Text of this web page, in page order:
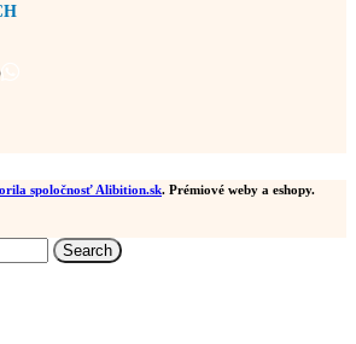
spoločnosť Alibition.sk. Prémiové weby a eshopy.
Search